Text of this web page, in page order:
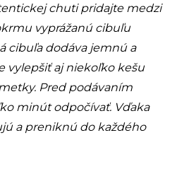
chuti pridajte medzi
vyprážanú cibuľu
cibuľa dodáva jemnú a
vylepšiť aj niekoľko kešu
Pred podávaním
minút odpočívať. Vďaka
a preniknú do každého